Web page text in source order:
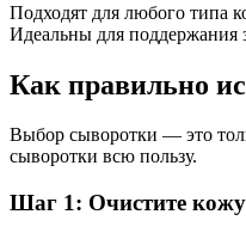
Подходят для любого типа
Идеальны для поддержания
Как правильно
Выбор сыворотки — это
сыворотки всю пользу.
Шаг 1: Очистите кожу